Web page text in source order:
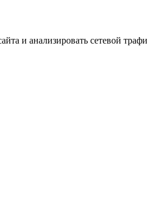
и анализировать сетевой